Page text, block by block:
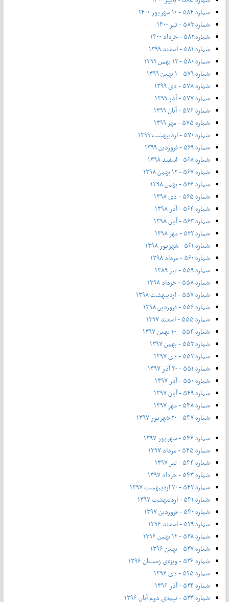
شماره ۵۸۴ - ۱۰ شهریور ۱۴۰۰
شماره ۵۸۳ - تیر ۱۴۰۰
شماره ۵۸۲ - خرداد ۱۴۰۰
شماره ۵۸۱ - اسفند ۱۳۹۹
شماره ۵۸۰ - ۱۲ بهمن ۱۳۹۹
شماره ۵۷۹ - ۱ بهمن ۱۳۹۹
شماره ۵۷۸ - دی ۱۳۹۹
شماره ۵۷۷ - آذر ۱۳۹۹
شماره ۵۷۶ - آبان ۱۳۹۹
شماره ۵۷۵ - مهر ۱۳۹۹
شماره ۵۷۰ - اردیبهشت ۱۳۹۹
شماره ۵۶۹ - فروردین ۱۳۹۹
شماره ۵۶۸ - اسفند ۱۳۹۸
شماره ۵۶۷ - ۱۲ بهمن ۱۳۹۸
شماره ۵۶۶ - بهمن ۱۳۹۸
شماره ۵۶۵ - دی ۱۳۹۸
شماره ۵۶۴ - آذر ۱۳۹۸
شماره ۵۶۳ - آیان ۱۳۹۸
شماره ۵۶۲ - مهر ۱۳۹۸
شماره ۵۶۱ - شهریور ۱۳۹۸
شماره ۵۶۰ - مرداد ۱۳۹۸
شماره ۵۵۹ - تیر ۱۳۸۹
شماره ۵۵۸ - خرداد ۱۳۹۸
شماره ۵۵۷ - اردیبهشت ۱۳۹۸
شماره ۵۵۶ - فروردین ۱۳۹۸
شماره ۵۵۵ - اسفند ۱۳۹۷
شماره ۵۵۴ - ۱۰ بهمن ۱۳۹۷
شماره ۵۵۳ - بهمن ۱۳۹۷
شماره ۵۵۲ - دی ۱۳۹۷
شماره ۵۵۱ - ۲۰ آذر ۱۳۹۷
شماره ۵۵۰ - آذر ۱۳۹۷
شماره ۵۴۹ - آبان ۱۳۹۷
شماره ۵۴۸ - مهر ۱۳۹۷
شماره ۵۴۷ - ۲۰ شهریور ۱۳۹۷
شماره ۵۴۶ - شهریور ۱۳۹۷
شماره ۵۴۵ - مرداد ۱۳۹۷
شماره ۵۴۴ - تیر ۱۳۹۷
شماره ۵۴۳ - خرداد ۱۳۹۷
شماره ۵۴۲ - ۲۰ اردیبهشت ۱۳۹۷
شماره ۵۴۱ - اردیبهشت ۱۳۹۷
شماره ۵۴۰ - فروردین ۱۳۹۷
شماره ۵۳۹ - اسفند ۱۳۹۶
شماره ۵۳۸ - ۱۲ بهمن ۱۳۹۶
شماره ۵۳۷ - بهمن ۱۳۹۶
شماره ۵۳۶ - ویژه‌ی زمستان ۱۳۹۶
شماره ۵۳۵ - دی ۱۳۹۶
شماره ۵۳۴ - آذر ۱۳۹۶
شماره ۵۳۳ - نیمه‌ی دوم آبان ۱۳۹۶